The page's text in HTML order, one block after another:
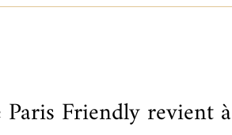
Friendly revient à